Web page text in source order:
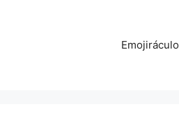
Emojiráculo